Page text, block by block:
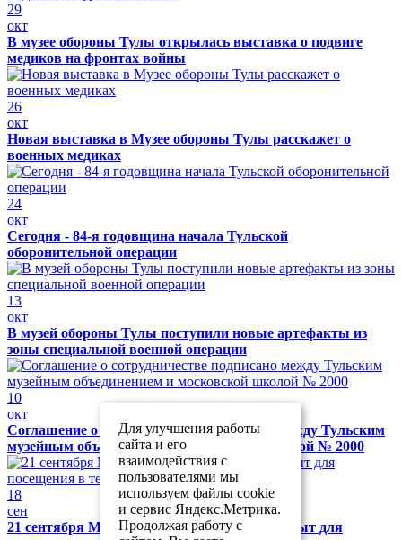
29
окт
В музее обороны Тулы открылась выставка о подвиге
медиков на фронтах войны
26
окт
Новая выставка в Музее обороны Тулы расскажет о
военных медиках
24
окт
Сегодня - 84-я годовщина начала Тульской
оборонительной операции
13
окт
В музей обороны Тулы поступили новые артефакты из
зоны специальной военной операции
10
окт
Соглашение о сотрудничестве подписано между Тульским
музейным объединением и московской школой № 2000
18
сен
21 сентября Музей обороны Тулы будет закрыт для
Для улучшения работы
сайта и его
взаимодействия с
пользователями мы
используем файлы cookie
и сервис Яндекс.Метрика.
Продолжая работу с